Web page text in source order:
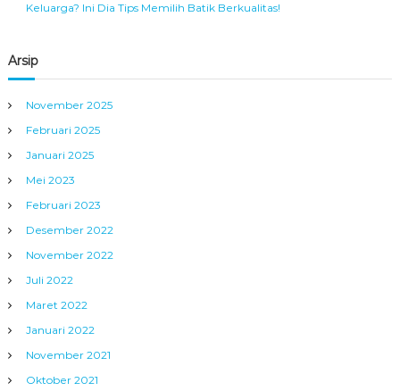
Keluarga? Ini Dia Tips Memilih Batik Berkualitas!
Arsip
November 2025
Februari 2025
Januari 2025
Mei 2023
Februari 2023
Desember 2022
November 2022
Juli 2022
Maret 2022
Januari 2022
November 2021
Oktober 2021